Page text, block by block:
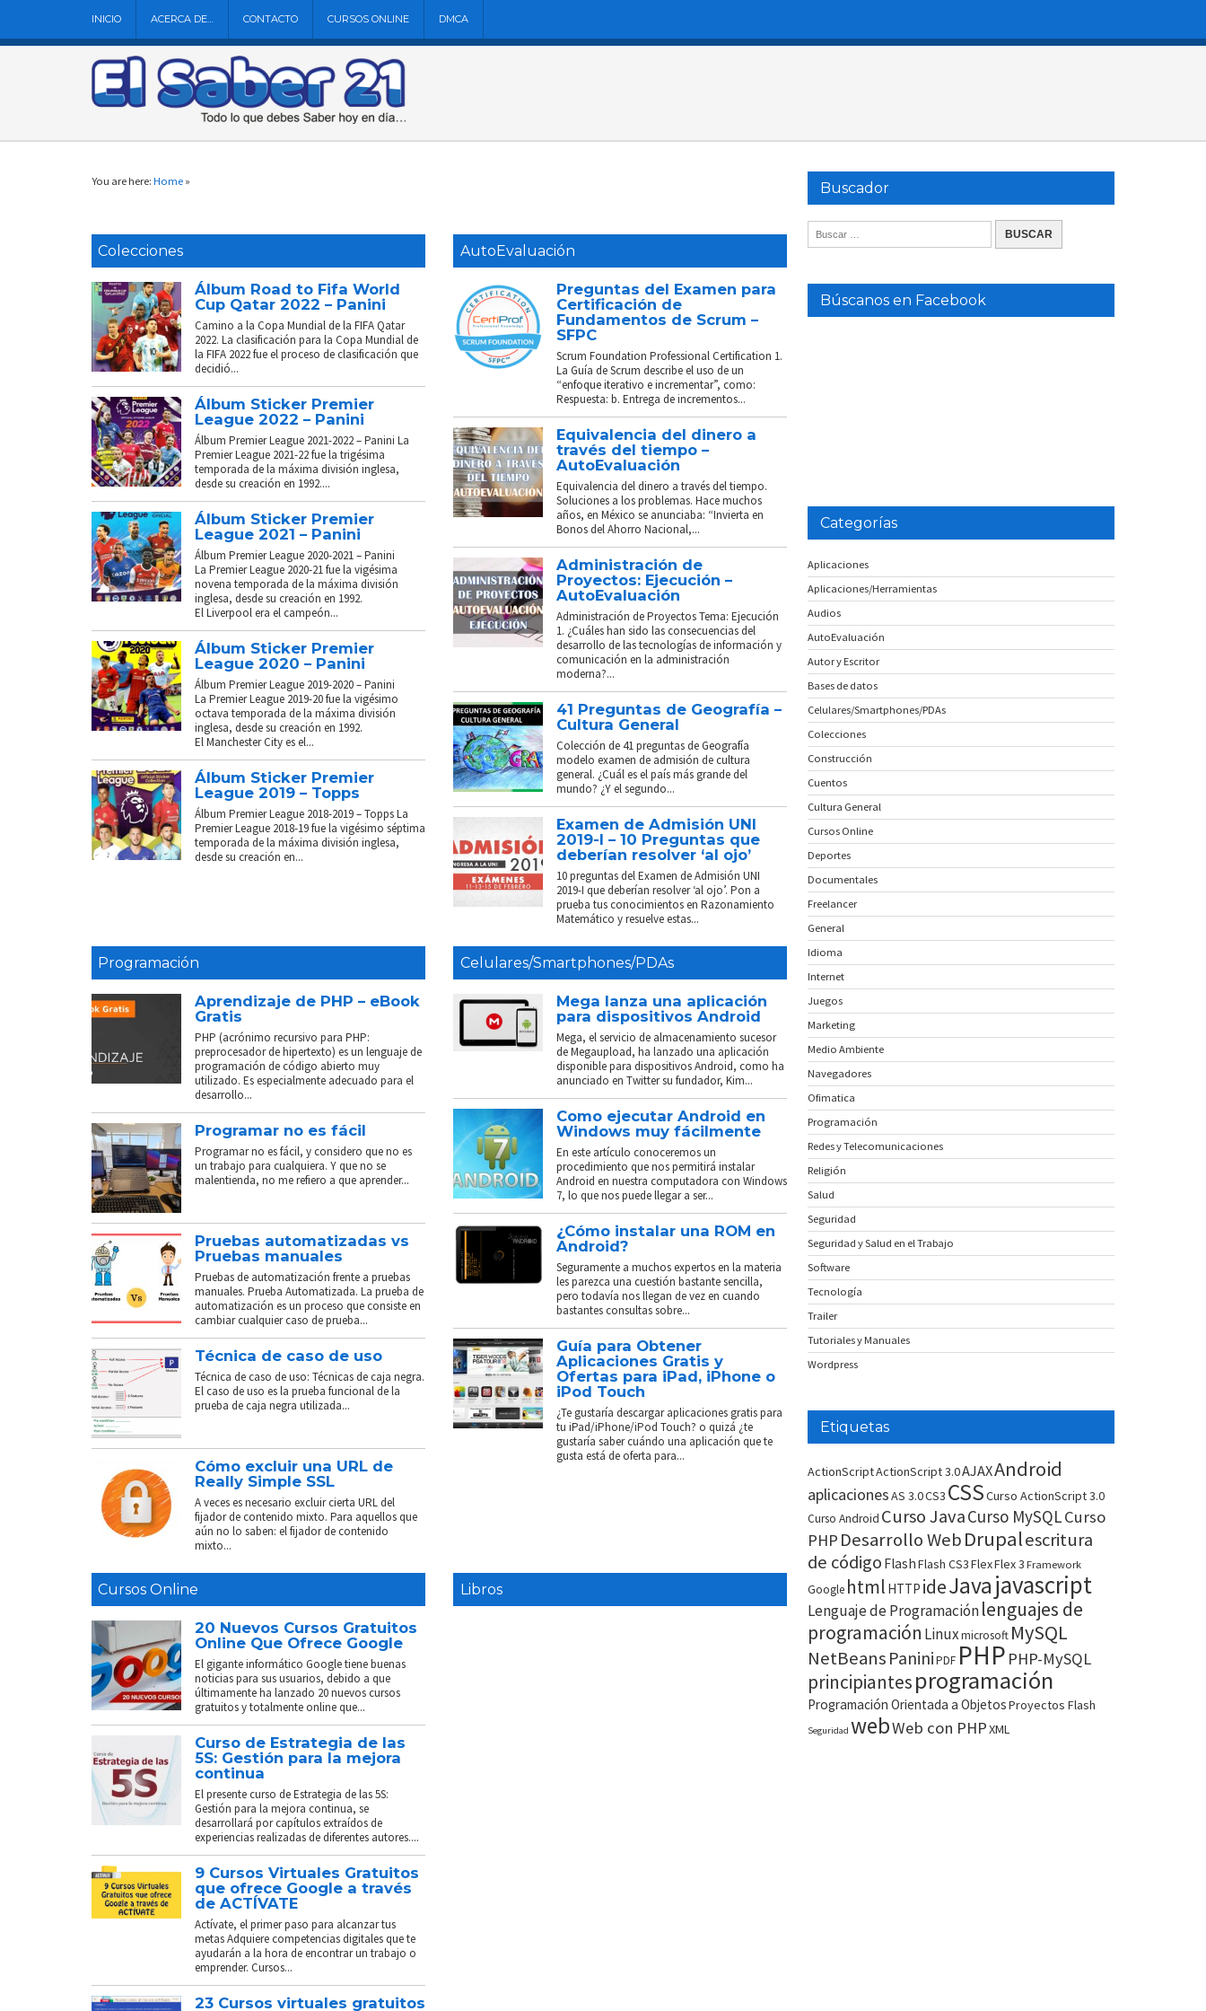
INICIO ACERCA DE… CONTACTO CURSOS ONLINE DMCA
You are here: Home »
Colecciones
Álbum Road to Fifa World
Cup Qatar 2022 – Panini
Camino a la Copa Mundial de la FIFA Qatar
2022. La clasificación para la Copa Mundial de
la FIFA 2022 fue el proceso de clasificación que
decidió...
Álbum Sticker Premier
League 2022 – Panini
Álbum Premier League 2021-2022 – Panini La
Premier League 2021-22 fue la trigésima
temporada de la máxima división inglesa,
desde su creación en 1992....
Álbum Sticker Premier
League 2021 – Panini
Álbum Premier League 2020-2021 – Panini
La Premier League 2020-21 fue la vigésima
novena temporada de la máxima división
inglesa, desde su creación en 1992.
El Liverpool era el campeón...
Álbum Sticker Premier
League 2020 – Panini
Álbum Premier League 2019-2020 – Panini
La Premier League 2019-20 fue la vigésimo
octava temporada de la máxima división
inglesa, desde su creación en 1992.
El Manchester City es el...
Álbum Sticker Premier
League 2019 – Topps
Álbum Premier League 2018-2019 – Topps La
Premier League 2018-19 fue la vigésimo séptima
temporada de la máxima división inglesa,
desde su creación en...
AutoEvaluación
Preguntas del Examen para
Certificación de
Fundamentos de Scrum –
SFPC
Scrum Foundation Professional Certification 1.
La Guía de Scrum describe el uso de un
“enfoque iterativo e incrementar”, como:
Respuesta: b. Entrega de incrementos...
Equivalencia del dinero a
través del tiempo –
AutoEvaluación
Equivalencia del dinero a través del tiempo.
Soluciones a los problemas. Hace muchos
años, en México se anunciaba: “Invierta en
Bonos del Ahorro Nacional,...
Administración de
Proyectos: Ejecución –
AutoEvaluación
Administración de Proyectos Tema: Ejecución
1. ¿Cuáles han sido las consecuencias del
desarrollo de las tecnologías de información y
comunicación en la administración
moderna?...
41 Preguntas de Geografía –
Cultura General
Colección de 41 preguntas de Geografía
modelo examen de admisión de cultura
general. ¿Cuál es el país más grande del
mundo? ¿Y el segundo...
Examen de Admisión UNI
2019-I – 10 Preguntas que
deberían resolver ‘al ojo’
10 preguntas del Examen de Admisión UNI
2019-I que deberían resolver ‘al ojo’. Pon a
prueba tus conocimientos en Razonamiento
Matemático y resuelve estas...
Programación
Aprendizaje de PHP – eBook
Gratis
PHP (acrónimo recursivo para PHP:
preprocesador de hipertexto) es un lenguaje de
programación de código abierto muy
utilizado. Es especialmente adecuado para el
desarrollo...
Programar no es fácil
Programar no es fácil, y considero que no es
un trabajo para cualquiera. Y que no se
malentienda, no me refiero a que aprender...
Pruebas automatizadas vs
Pruebas manuales
Pruebas de automatización frente a pruebas
manuales. Prueba Automatizada. La prueba de
automatización es un proceso que consiste en
cambiar cualquier caso de prueba...
Técnica de caso de uso
Técnica de caso de uso: Técnicas de caja negra.
El caso de uso es la prueba funcional de la
prueba de caja negra utilizada...
Cómo excluir una URL de
Really Simple SSL
A veces es necesario excluir cierta URL del
fijador de contenido mixto. Para aquellos que
aún no lo saben: el fijador de contenido
mixto...
Celulares/Smartphones/PDAs
Mega lanza una aplicación
para dispositivos Android
Mega, el servicio de almacenamiento sucesor
de Megaupload, ha lanzado una aplicación
disponible para dispositivos Android, como ha
anunciado en Twitter su fundador, Kim...
Como ejecutar Android en
Windows muy fácilmente
En este artículo conoceremos un
procedimiento que nos permitirá instalar
Android en nuestra computadora con Windows
7, lo que nos puede llegar a ser...
¿Cómo instalar una ROM en
Android?
Seguramente a muchos expertos en la materia
les parezca una cuestión bastante sencilla,
pero todavía nos llegan de vez en cuando
bastantes consultas sobre...
Guía para Obtener
Aplicaciones Gratis y
Ofertas para iPad, iPhone o
iPod Touch
¿Te gustaría descargar aplicaciones gratis para
tu iPad/iPhone/iPod Touch? o quizá ¿te
gustaría saber cuándo una aplicación que te
gusta está de oferta para...
Cursos Online
20 Nuevos Cursos Gratuitos
Online Que Ofrece Google
El gigante informático Google tiene buenas
noticias para sus usuarios, debido a que
últimamente ha lanzado 20 nuevos cursos
gratuitos y totalmente online que...
Curso de Estrategia de las
5S: Gestión para la mejora
continua
El presente curso de Estrategia de las 5S:
Gestión para la mejora continua, se
desarrollará por capítulos extraídos de
experiencias realizadas de diferentes autores....
9 Cursos Virtuales Gratuitos
que ofrece Google a través
de ACTÍVATE
Actívate, el primer paso para alcanzar tus
metas Adquiere competencias digitales que te
ayudarán a la hora de encontrar un trabajo o
emprender. Cursos...
23 Cursos virtuales gratuitos
Libros
Buscador
Búscanos en Facebook
Categorías
Aplicaciones
Aplicaciones/Herramientas
Audios
AutoEvaluación
Autor y Escritor
Bases de datos
Celulares/Smartphones/PDAs
Colecciones
Construcción
Cuentos
Cultura General
Cursos Online
Deportes
Documentales
Freelancer
General
Idioma
Internet
Juegos
Marketing
Medio Ambiente
Navegadores
Ofimatica
Programación
Redes y Telecomunicaciones
Religión
Salud
Seguridad
Seguridad y Salud en el Trabajo
Software
Tecnología
Trailer
Tutoriales y Manuales
Wordpress
Etiquetas
ActionScriptActionScript 3.0AJAXAndroid
aplicacionesAS 3.0CS3 CSSCurso ActionScript 3.0
Curso Android Curso JavaCurso MySQLCurso
PHP Desarrollo WebDrupalescritura
de código FlashFlash CS3FlexFlex 3 Framework
Google html HTTP ideJavajavascript
Lenguaje de Programaciónlenguajes de
programación Linuxmicrosoft MySQL
NetBeans PaniniPDF PHP PHP-MySQL
principiantesprogramación
Programación Orientada a ObjetosProyectos Flash
Seguridad webWeb con PHPXML